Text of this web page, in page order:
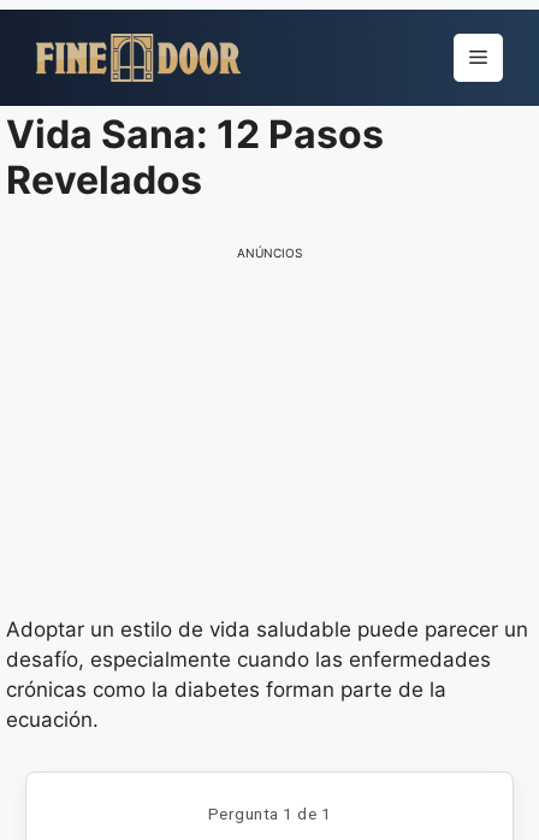
para
conteúdo
Menu
Vida Sana: 12 Pasos
Revelados
ANÚNCIOS
Adoptar un estilo de vida saludable puede parecer un
desafío, especialmente cuando las enfermedades
crónicas como la diabetes forman parte de la
ecuación.
Pergunta 1 de 1